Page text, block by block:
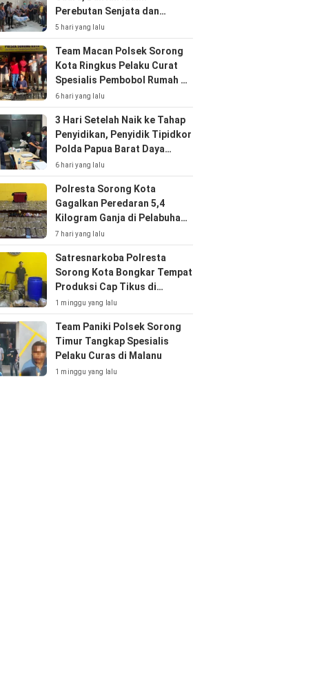
Perebutan Senjata dan
Singgung Hubungan Kodaeral
XIV–CV Prima Papua
5 hari yang lalu
Team Macan Polsek Sorong
Kota Ringkus Pelaku Curat
Spesialis Pembobol Rumah di
Klaligi
6 hari yang lalu
3 Hari Setelah Naik ke Tahap
Penyidikan, Penyidik Tipidkor
Polda Papua Barat Daya
Geledah Sekretariat DPRP
Selama Tujuh Jam
6 hari yang lalu
Polresta Sorong Kota
Gagalkan Peredaran 5,4
Kilogram Ganja di Pelabuhan
Sorong
7 hari yang lalu
Satresnarkoba Polresta
Sorong Kota Bongkar Tempat
Produksi Cap Tikus di
Kabupaten Sorong
1 minggu yang lalu
Team Paniki Polsek Sorong
Timur Tangkap Spesialis
Pelaku Curas di Malanu
1 minggu yang lalu